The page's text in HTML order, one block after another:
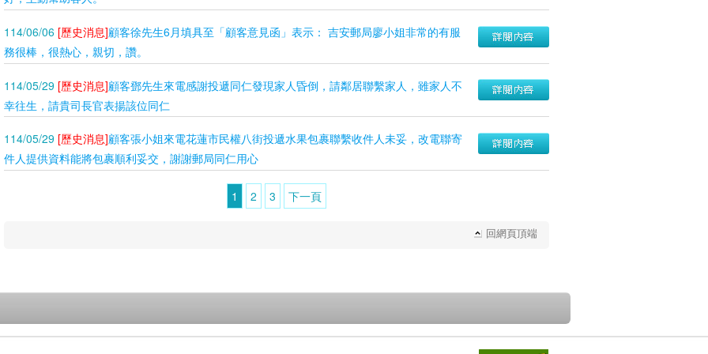
114/06/06 [歷史消息]顧客徐先生6月填具至「顧客意見函」表示： 吉安郵局廖小姐非常的有服
務很棒，很熱心，親切，讚。
114/05/29 [歷史消息]顧客鄧先生來電感謝投遞同仁發現家人昏倒，請鄰居聯繫家人，雖家人不
幸往生，請貴司長官表揚該位同仁
114/05/29 [歷史消息]顧客張小姐來電花蓮市民權八街投遞水果包裹聯繫收件人未妥，改電聯寄
件人提供資料能將包裹順利妥交，謝謝郵局同仁用心
1 2 3 下一頁
回網頁頂端